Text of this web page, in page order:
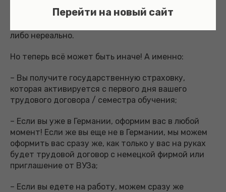
планирует подачу на визу, ведь в этом случае
либо нереально.
Но теперь всё может быть иначе! А именно:
– Вы получите государственную страховку,
которая активируется с первого дня вашего
трудового договора / семестра обучения;
– Если вы уже в Германии, оформим вас в любой
момент! Если же вы еще не в Германии, мы можем
оформить вас сразу же, как только у вас на руках
будет трудовой договор с немецкой фирмой или
приглашение от ВУЗа;
– Если вы едете на работу, можем сразу же
Перейти на новый сайт